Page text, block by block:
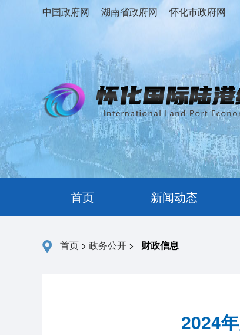
中国政府网 湖南省政府网 怀化市政府网
首页 新闻动态
首页 > 政务公开 > 财政信息
2024